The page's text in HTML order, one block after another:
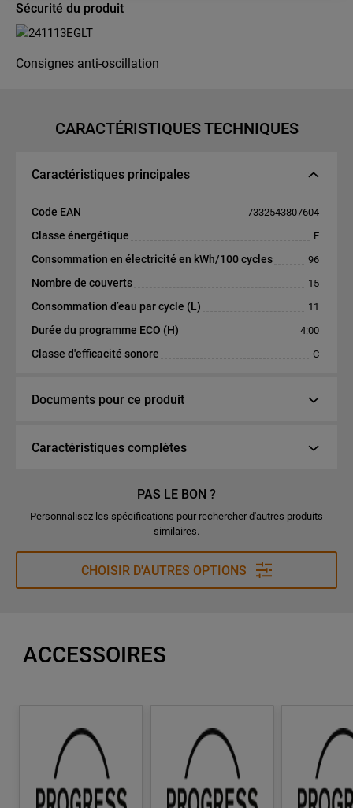
Sécurité du produit
Consignes anti-oscillation
CARACTÉRISTIQUES TECHNIQUES
Caractéristiques principales
Code EAN 7332543807604
Classe énergétique E
Consommation en électricité en kWh/100 cycles 96
Nombre de couverts 15
Consommation d’eau par cycle (L) 11
Durée du programme ECO (H) 4:00
Classe d'efficacité sonore C
Documents pour ce produit
Caractéristiques complètes
PAS LE BON ?
Personnalisez les spécifications pour rechercher d'autres produits
similaires.
CHOISIR D'AUTRES OPTIONS
ACCESSOIRES